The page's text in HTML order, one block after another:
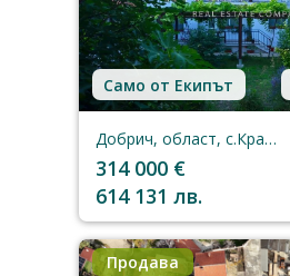
Само от Екипът
Добрич, област, с.Кранево
314 000 €
614 131 лв.
Продава